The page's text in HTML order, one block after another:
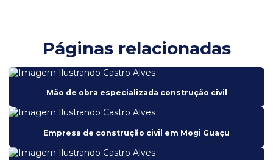
Construtora mogi mirim
Construtora em sp
Edificação industrial
Empresa de construção civil
Empresa de construção civil em Mogi Guaçu
Páginas relacionadas
Mão de obra especializada construção civil
Empresa de construção civil em Mogi Guaçu